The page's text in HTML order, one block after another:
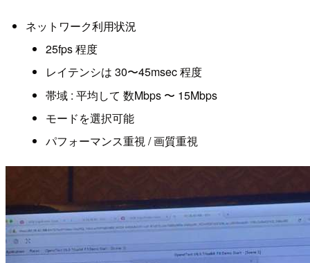
ネットワーク利用状況
25fps 程度
レイテンシは 30〜45msec 程度
帯域 : 平均して 数Mbps 〜 15Mbps
モードを選択可能
パフォーマンス重視 / 画質重視